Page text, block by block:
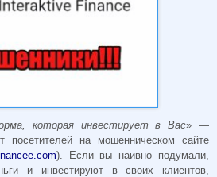
которая инвестирует в Вас» —
посетителей на мошенническом сайте
). Если вы наивно подумали,
и инвестируют в своих клиентов,